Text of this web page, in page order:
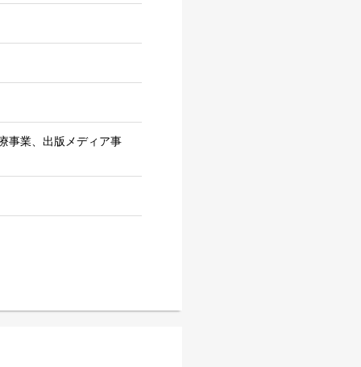
事業、出版メディア事